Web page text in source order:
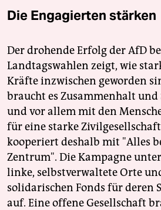
Die Engagierten stärken
Der drohende Erfolg der AfD
Landtagswahlen zeigt, wie
Kräfte inzwischen geworden
braucht es Zusammenhalt
und vor allem mit den
für eine starke
kooperiert deshalb mit "Alles
Zentrum". Die Kampagne
linke, selbstverwaltete Orte
solidarischen Fonds für deren
auf. Eine offene Gesellschaft